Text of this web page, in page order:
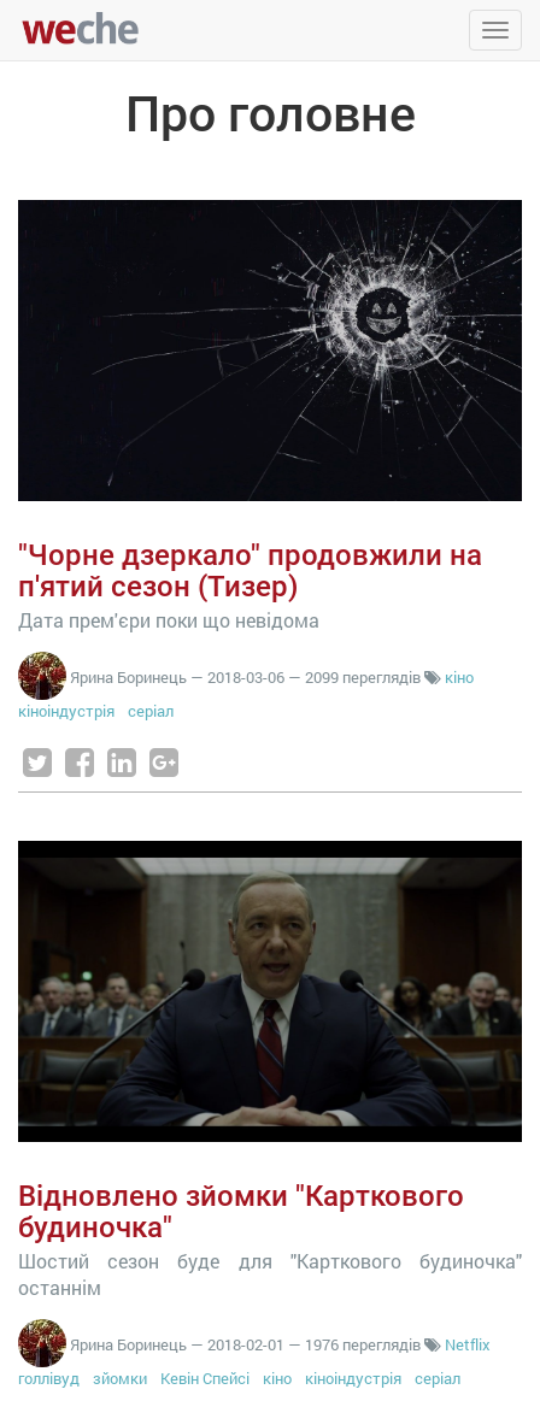
Про головне
"Чорне дзеркало" продовжили на
п'ятий сезон (Тизер)
Дата прем'єри поки що невідома
Ярина Боринець — 2018-03-06 — 2099 переглядів
кіно
кіноіндустрія
серіал
Відновлено зйомки "Карткового
будиночка"
Шостий сезон буде для "Карткового будиночка"
останнім
Ярина Боринець — 2018-02-01 — 1976 переглядів
Netflix
голлівуд
зйомки Кевін Спейсі кіно кіноіндустрія серіал